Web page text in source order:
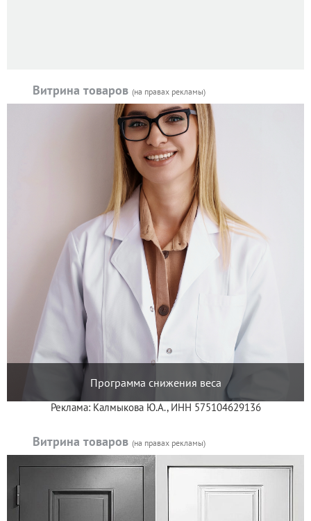
Витрина товаров (на правах рекламы)
Программа снижения веса
Реклама: Калмыкова Ю.А., ИНН 575104629136
Витрина товаров (на правах рекламы)